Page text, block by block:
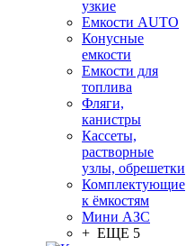
узкие
Емкости АUТО
Конусные
емкости
Емкости для
топлива
Фляги,
канистры
Кассеты,
растворные
узлы, обрешетки
Комплектующие
к ёмкостям
Мини АЗС
+ ЕЩЕ 5